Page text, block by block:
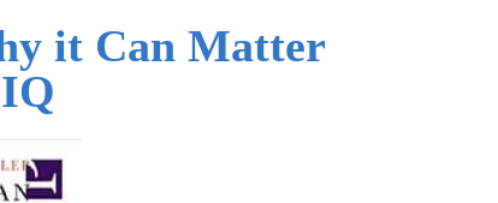
it Can Matter